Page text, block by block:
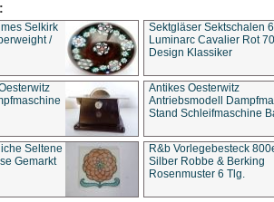
Selkirk
/
Sektgläser Sektschalen
Luminarc Cavalier Rot
Design Klassiker
Antikes Oesterwitz
Antriebsmodell
Stand Schleifmaschine
Seltene
Gemarkt
R&b Vorlegebesteck
Silber Robbe & Berking
Rosenmuster 6 Tlg.